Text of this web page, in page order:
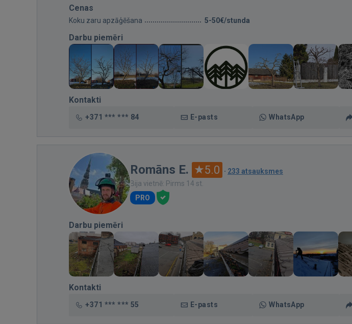
Cenas
Koku zaru apzāģēšana 5-50€/stunda
Darbu piemēri
Kontakti
+371 *** *** 84 E-pasts WhatsApp
Romāns E. 5.0 · 233 atsauksmes
Bija vietnē: Pirms 14 st.
PRO
Darbu piemēri
Kontakti
+371 *** *** 55 E-pasts WhatsApp